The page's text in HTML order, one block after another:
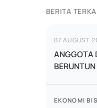
BERITA
07 AUGUST
ANGGOTA
EKONOMI